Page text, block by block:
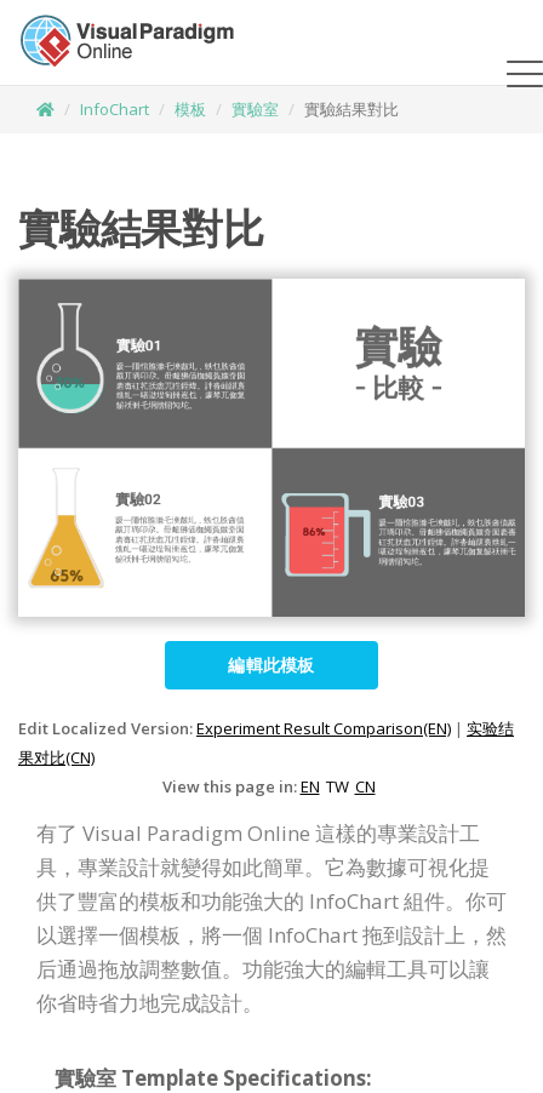
InfoChart 模板 實驗室 實驗結果對比
實驗結果對比
編輯此模板
Edit Localized Version:Experiment Result Comparison(EN) | 实验结
果对比(CN)
View this page in:EN TW CN
有了 Visual Paradigm Online 這樣的專業設計工
具，專業設計就變得如此簡單。它為數據可視化提
供了豐富的模板和功能強大的 InfoChart 組件。你可
以選擇一個模板，將一個 InfoChart 拖到設計上，然
后通過拖放調整數值。功能強大的編輯工具可以讓
你省時省力地完成設計。
實驗室 Template Specifications: